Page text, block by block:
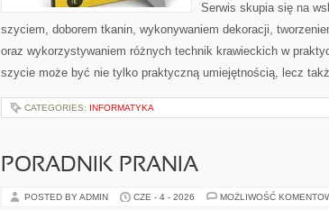
Serwis skupia się na
szyciem, doborem tkanin, wykonywaniem dekoracji,
oraz wykorzystywaniem różnych technik krawieckich w
szycie może być nie tylko praktyczną umiejętnością, lecz
CATEGORIES: INFORMATYKA
PORADNIK PRANIA
POSTED BY ADMIN CZE - 4 - 2026 MOŻLIWOŚĆ